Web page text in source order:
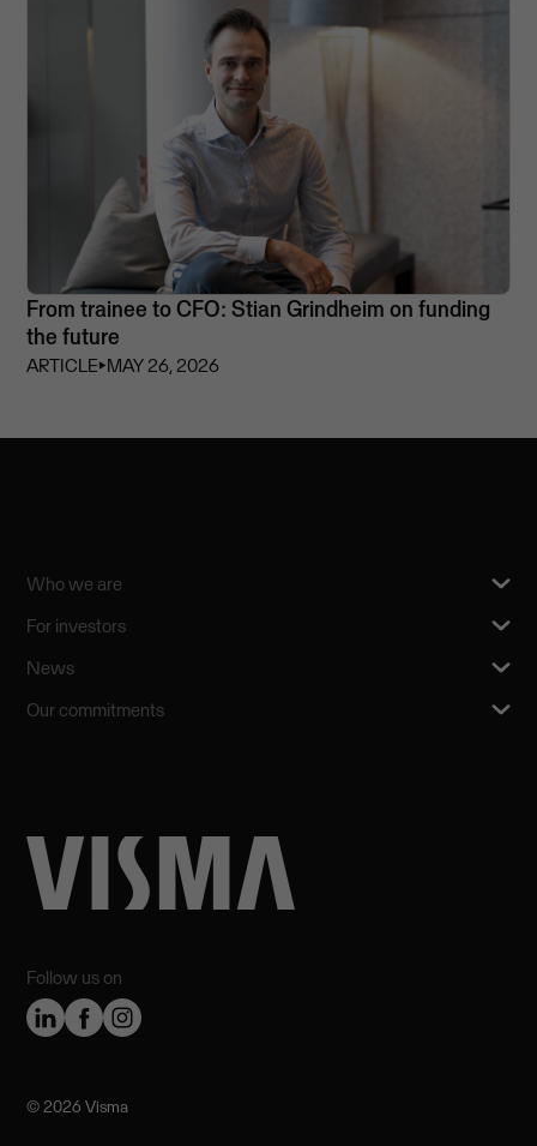
From trainee to CFO: Stian Grindheim on funding
the future
ARTICLE⏵MAY 26, 2026
Follow us on
Who we are
For investors
News
Our commitments
©️ 2026 Visma